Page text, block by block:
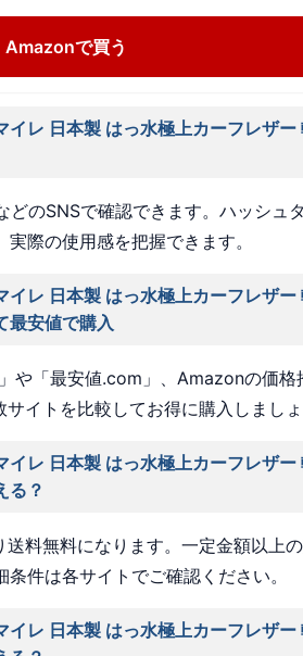
Amazonで買う
レ 日本製 はっ水極上カーフレザー
のSNSで確認できます。ハッシュ
際の使用感を把握できます。
レ 日本製 はっ水極上カーフレザー
最安値で購入
や「最安値.com」、Amazonの価格
イトを比較してお得に購入しましょ
レ 日本製 はっ水極上カーフレザー
る？
料無料になります。一定金額以上
件は各サイトでご確認ください。
レ 日本製 はっ水極上カーフレザー